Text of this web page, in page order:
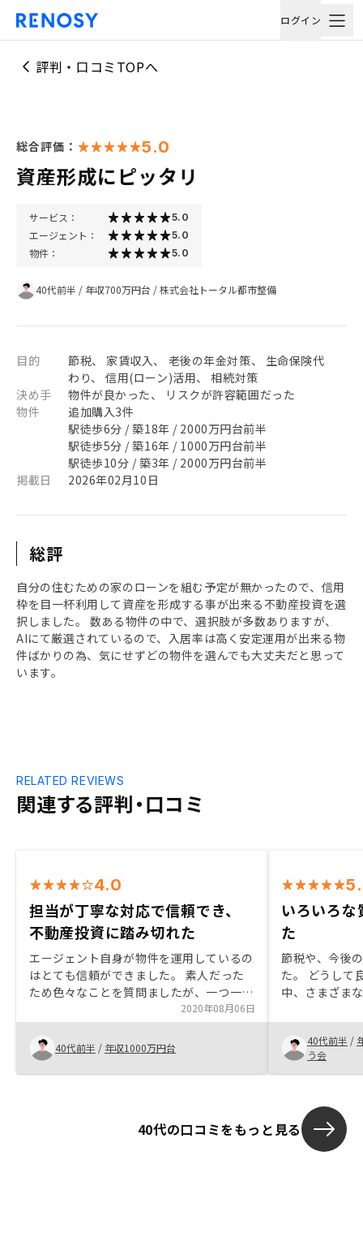
ログイン
評判・口コミTOPへ
総合評価： 5.0
資産形成にピッタリ
サービス： 5.0
エージェント： 5.0
物件： 5.0
40代前半 / 年収700万円台 /株式会社トータル都市整備
目的
節税、 家賃収入、 老後の年金対策、 生命保険代
わり、 信用(ローン)活用、 相続対策
決め手
物件が良かった、 リスクが許容範囲だった
物件
追加購入3件
駅徒歩6分 / 築18年 / 2000万円台前半
駅徒歩5分 / 築16年 / 1000万円台前半
駅徒歩10分 / 築3年 / 2000万円台前半
掲載日
2026年02月10日
総評
自分の住むための家のローンを組む予定が無かったので、信用
枠を目一杯利用して資産を形成する事が出来る不動産投資を選
択しました。 数ある物件の中で、選択肢が多数ありますが、
AIにて厳選されているので、入居率は高く安定運用が出来る物
件ばかりの為、気にせずどの物件を選んでも大丈夫だと思って
います。
関連する評判・口コミ
RELATED REVIEWS
4.0
担当が丁寧な対応で信頼でき、
不動産投資に踏み切れた
エージェント自身が物件を運用しているの
はとても信頼ができました。 素人だった
ため色々なことを質問ましたが、一つ一つ
丁寧に説明して頂けたため「ここであれ
ば」と限度額一杯までの投資を踏み切る事
ができました。2ヶ月毎くらいで物件の家
賃情報（他の部屋はいくらで貸し出されて
る？）、販売状況（いくらで取引されてい
2020年08月06日
40代前半 / 年収1000万円台
いろいろ
た
節税や、今後
た。 どうして
中、さまざま
はなく、自身
ルの利益率な
った。 また確
など丁寧なサ
40代前半 /
う会
40代の口コミをもっと見る